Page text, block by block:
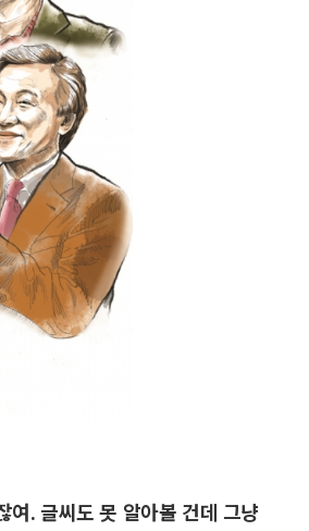
여. 글씨도 못 알아볼 건데 그냥